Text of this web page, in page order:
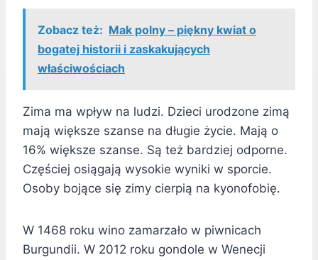
Zobacz też: Mak polny – piękny kwiat o
bogatej historii i zaskakujących
właściwościach
Zima ma wpływ na ludzi. Dzieci urodzone zimą
mają większe szanse na długie życie. Mają o
16% większe szanse. Są też bardziej odporne.
Częściej osiągają wysokie wyniki w sporcie.
Osoby bojące się zimy cierpią na kyonofobię.
W 1468 roku wino zamarzało w piwnicach
Burgundii. W 2012 roku gondole w Wenecji